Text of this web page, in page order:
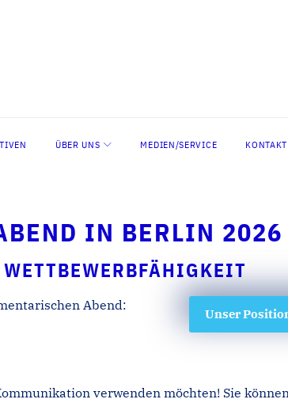
ÜBER UNS MEDIEN/SERVICE KONTAKT
IN BERLIN 2026
Abend:
Unser
verwenden möchten! Sie